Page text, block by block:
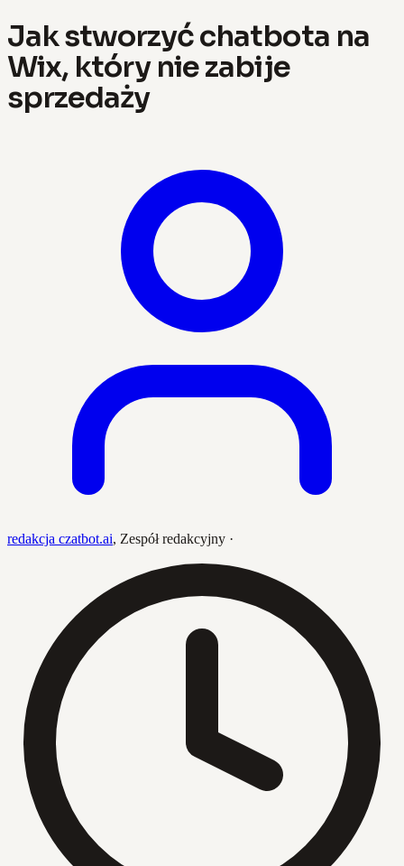
Jak stworzyć chatbota na
Wix, który nie zabije
sprzedaży
redakcja czatbot.ai, Zespół redakcyjny ·